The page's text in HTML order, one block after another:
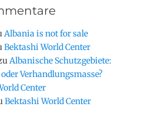
Albania is not for sale
Bektashi World Center
Albanische Schutzgebiete:
Verhandlungsmasse?
Center
Bektashi World Center